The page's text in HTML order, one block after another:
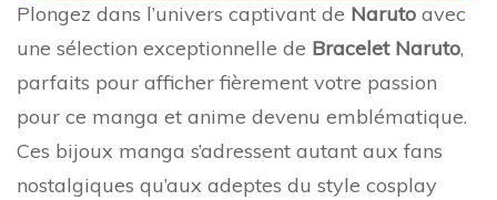
Plongez dans l’univers captivant de Naruto avec
une sélection exceptionnelle de Bracelet Naruto,
parfaits pour afficher fièrement votre passion
pour ce manga et anime devenu emblématique.
Ces bijoux manga s’adressent autant aux fans
nostalgiques qu’aux adeptes du style cosplay